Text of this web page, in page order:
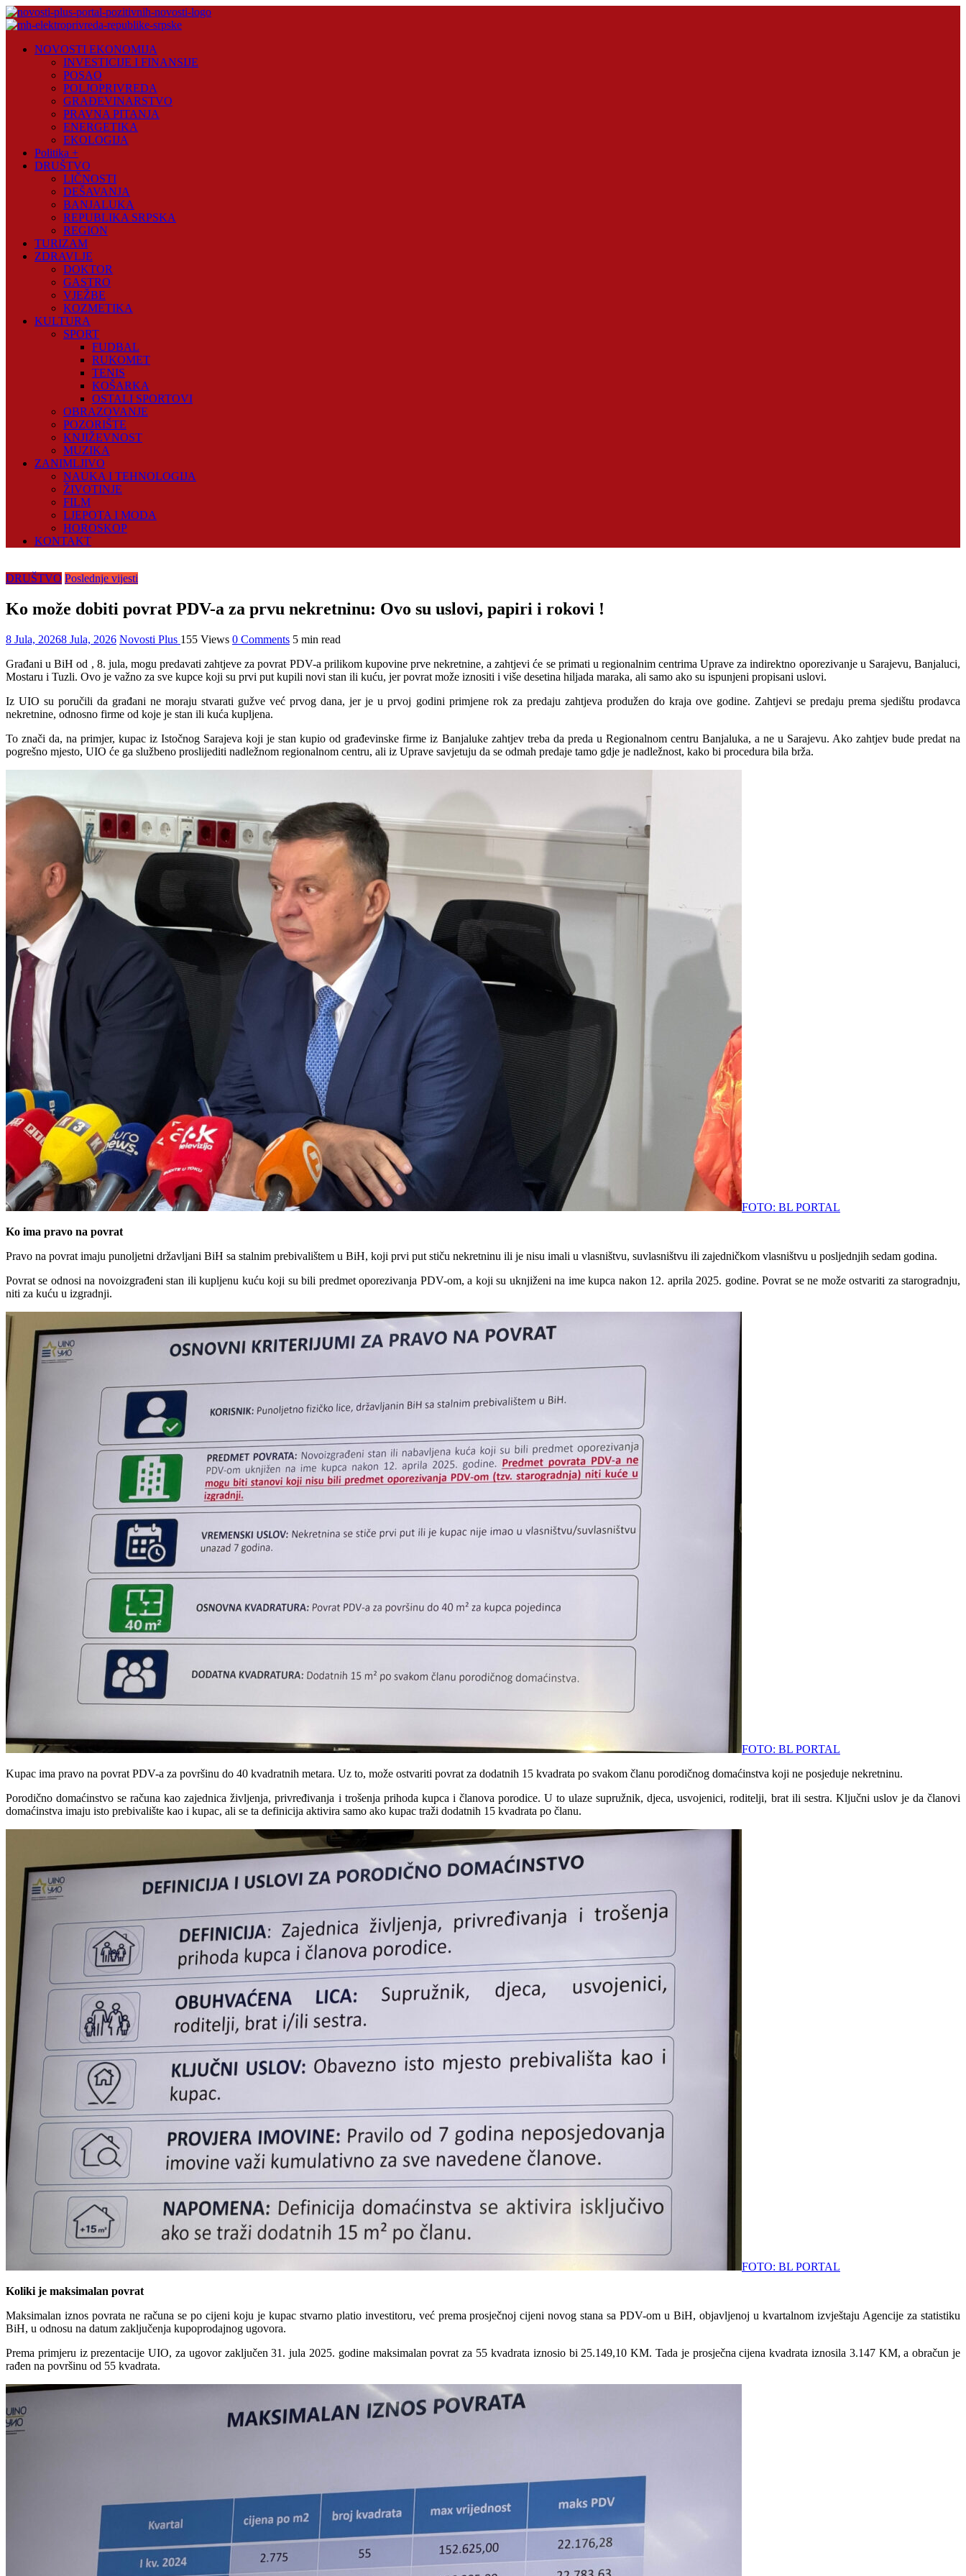
Skip
to
Plus
NOVOSTI EKONOMIJA
INVESTICIJE I FINANSIJE
POSAO
POLJOPRIVREDA
GRAĐEVINARSTVO
PRAVNA PITANJA
ENERGETIKA
EKOLOGIJA
Politika +
DRUŠTVO
LIČNOSTI
DEŠAVANJA
BANJALUKA
REPUBLIKA SRPSKA
REGION
TURIZAM
ZDRAVLJE
DOKTOR
GASTRO
VJEŽBE
KOZMETIKA
KULTURA
SPORT
FUDBAL
RUKOMET
TENIS
KOŠARKA
OSTALI SPORTOVI
OBRAZOVANJE
POZORIŠTE
KNJIŽEVNOST
MUZIKA
ZANIMLJIVO
NAUKA I TEHNOLOGIJA
ŽIVOTINJE
FILM
LJEPOTA I MODA
HOROSKOP
KONTAKT
DRUŠTVO Poslednje vijesti
Ko može dobiti povrat PDV-a za prvu nekretninu: Ovo su uslovi, papiri i rokovi !
8 Jula, 20268 Jula, 2026 Novosti Plus 155 Views 0 Comments 5 min read
Građani u BiH od , 8. jula, mogu predavati zahtjeve za povrat PDV-a prilikom kupovine prve nekretnine, a zahtjevi će se primati u regionalnim centrima Uprave za indirektno oporezivanje u Sarajevu, Banjaluci,
Mostaru i Tuzli. Ovo je važno za sve kupce koji su prvi put kupili novi stan ili kuću, jer povrat može iznositi i više desetina hiljada maraka, ali samo ako su ispunjeni propisani uslovi.
Iz UIO su poručili da građani ne moraju stvarati gužve već prvog dana, jer je u prvoj godini primjene rok za predaju zahtjeva produžen do kraja ove godine. Zahtjevi se predaju prema sjedištu prodavca
nekretnine, odnosno firme od koje je stan ili kuća kupljena.
To znači da, na primjer, kupac iz Istočnog Sarajeva koji je stan kupio od građevinske firme iz Banjaluke zahtjev treba da preda u Regionalnom centru Banjaluka, a ne u Sarajevu. Ako zahtjev bude predat na
pogrešno mjesto, UIO će ga službeno proslijediti nadležnom regionalnom centru, ali iz Uprave savjetuju da se odmah predaje tamo gdje je nadležnost, kako bi procedura bila brža.
FOTO: BL PORTAL
Ko ima pravo na povrat
Pravo na povrat imaju punoljetni državljani BiH sa stalnim prebivalištem u BiH, koji prvi put stiču nekretninu ili je nisu imali u vlasništvu, suvlasništvu ili zajedničkom vlasništvu u posljednjih sedam godina.
Povrat se odnosi na novoizgrađeni stan ili kupljenu kuću koji su bili predmet oporezivanja PDV-om, a koji su uknjiženi na ime kupca nakon 12. aprila 2025. godine. Povrat se ne može ostvariti za starogradnju,
niti za kuću u izgradnji.
FOTO: BL PORTAL
Kupac ima pravo na povrat PDV-a za površinu do 40 kvadratnih metara. Uz to, može ostvariti povrat za dodatnih 15 kvadrata po svakom članu porodičnog domaćinstva koji ne posjeduje nekretninu.
Porodično domaćinstvo se računa kao zajednica življenja, privređivanja i trošenja prihoda kupca i članova porodice. U to ulaze supružnik, djeca, usvojenici, roditelji, brat ili sestra. Ključni uslov je da članovi
domaćinstva imaju isto prebivalište kao i kupac, ali se ta definicija aktivira samo ako kupac traži dodatnih 15 kvadrata po članu.
FOTO: BL PORTAL
Koliki je maksimalan povrat
Maksimalan iznos povrata ne računa se po cijeni koju je kupac stvarno platio investitoru, već prema prosječnoj cijeni novog stana sa PDV-om u BiH, objavljenoj u kvartalnom izvještaju Agencije za statistiku
BiH, u odnosu na datum zaključenja kupoprodajnog ugovora.
Prema primjeru iz prezentacije UIO, za ugovor zaključen 31. jula 2025. godine maksimalan povrat za 55 kvadrata iznosio bi 25.149,10 KM. Tada je prosječna cijena kvadrata iznosila 3.147 KM, a obračun je
rađen na površinu od 55 kvadrata.